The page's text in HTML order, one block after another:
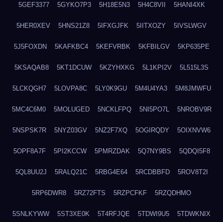
5GEF3377 5GYKO7P3 5H18E5N3 5H4C8VII 5HANI4XK
5HER0XEV 5HNS21Z8 5IFXGJFK 5IITXOZY 5IVSLWGV
5J5FOXDN 5KAFKBC4 5KEFVRBK 5KFBILGV 5KP635PE
5KSAQAB8 5KT1DCUW 5KZYHXKG 5L1KPI2V 5L515L3S
5LCKQGH7 5LOVPA8C 5LY0K9GU 5M4U4YA3 5M8JMWFU
5MC4C6M0 5MOLUGED 5NCKLFPQ 5NI5PO7L 5NROBV9R
5NSPSK7R 5NYZ03GV 5NZ2F7XQ 5OGIRQDY 5OIXNVW6
5OPF8A7F 5PI2KCCW 5PMRZDAK 5Q7NY9BS 5QDQI5F8
5QL8UU2J 5RALQ21C 5RBG4E64 5RCDBBFD 5ROV8T2I
5RP6DWR8 5RZ72FTS 5RZPCFKF 5RZQDHMO
5SNLKYWW 5ST3XE0K 5T4RFJQE 5TDWI9U5 5TDWKNIX